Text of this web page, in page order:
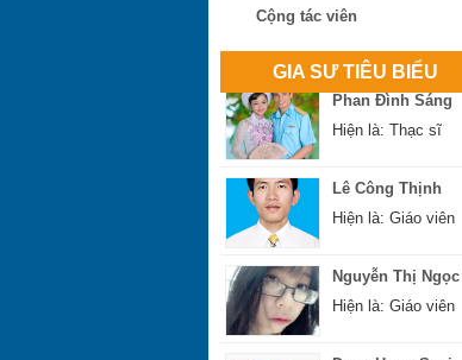
Cộng tác viên
GIA SƯ TIÊU BIỂU
Hiện là: Thạc sĩ
Phan Đình Sáng
Hiện là: Thạc sĩ
Hiện là: Giáo viên
Hiện là: Giáo viên